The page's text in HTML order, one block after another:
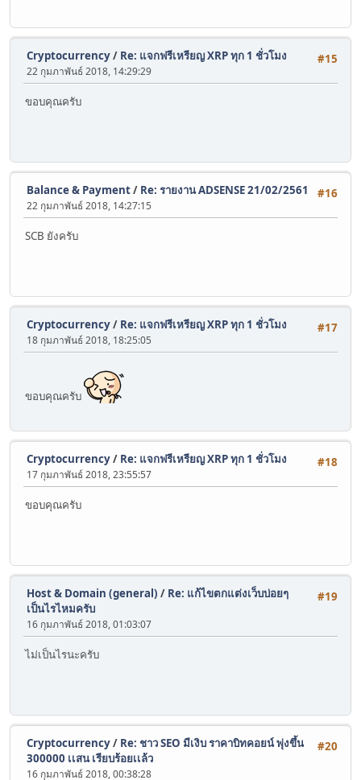
#15
Cryptocurrency/ Re: แจกฟรีเหรียญ XRP ทุก 1 ชั่วโมง
22 กุมภาพันธ์ 2018, 14:29:29
ขอบคุณครับ
#16
Balance & Payment/ Re: รายงาน ADSENSE 21/02/2561
22 กุมภาพันธ์ 2018, 14:27:15
SCB ยังครับ
#17
Cryptocurrency/ Re: แจกฟรีเหรียญ XRP ทุก 1 ชั่วโมง
18 กุมภาพันธ์ 2018, 18:25:05
ขอบคุณครับ
#18
Cryptocurrency/ Re: แจกฟรีเหรียญ XRP ทุก 1 ชั่วโมง
17 กุมภาพันธ์ 2018, 23:55:57
ขอบคุณครับ
#19
Host & Domain (general) / Re: แก้ไขตกแต่งเว็บบ่อยๆ
เป็นไรไหมครับ
16 กุมภาพันธ์ 2018, 01:03:07
ไม่เป็นไรนะครับ
#20
Cryptocurrency/ Re: ชาว SEO มีเงิบ ราคาบิทคอยน์ พุ่งขึ้น
300000 เเสน เรียบร้อยเเล้ว
16 กุมภาพันธ์ 2018, 00:38:28